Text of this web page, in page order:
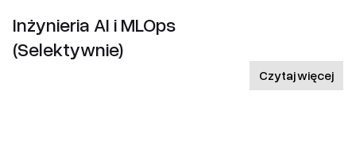
Inżynieria AI i MLOps
(Selektywnie)
Czytaj więcej